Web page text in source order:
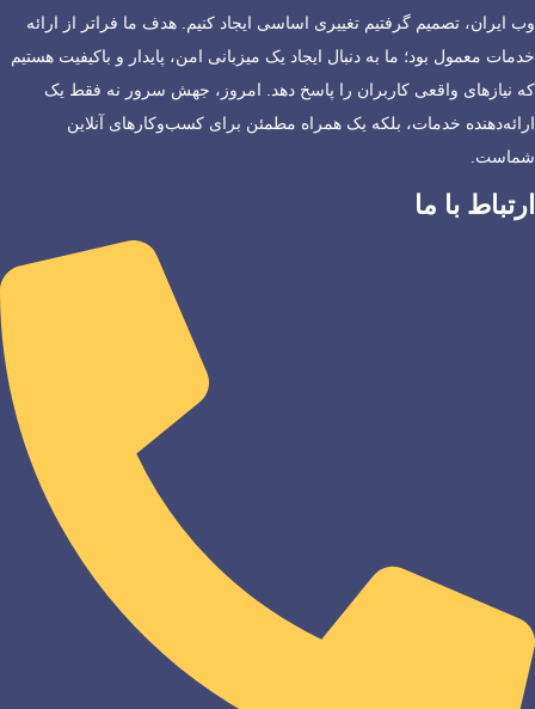
وب ایران، تصمیم گرفتیم تغییری اساسی ایجاد کنیم. هدف ما فراتر از ارائه
خدمات معمول بود؛ ما به دنبال ایجاد یک میزبانی امن، پایدار و باکیفیت هستیم
که نیازهای واقعی کاربران را پاسخ دهد. امروز، جهش سرور نه فقط یک
ارائه‌دهنده خدمات، بلکه یک همراه مطمئن برای کسب‌وکارهای آنلاین
شماست.
ارتباط با ما